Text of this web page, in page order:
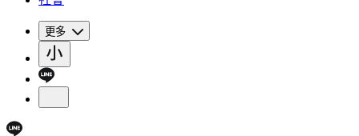
更多